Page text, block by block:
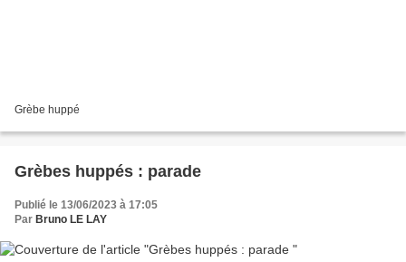
Grèbe huppé
Grèbes huppés : parade
Publié le 13/06/2023 à 17:05
Par Bruno LE LAY